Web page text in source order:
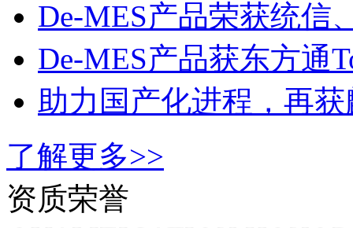
De-MES获宝兰德BES
De-MES产品荣获统信
De-MES产品获东方通
助力国产化进程，再获
了解更多>>